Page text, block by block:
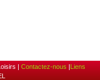
| Contactez-nous |Liens